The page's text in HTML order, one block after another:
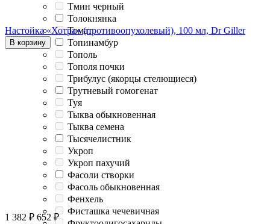
Тмин черный
Толокнянка
Томат
Топинамбур
Тополь
Тополя почки
Трибулус (якорцы стелющиеся)
Трутневый гомогенат
Туя
Тыква обыкновенная
Тыква семена
Тысячелистник
Укроп
Укроп пахучий
Фасоли створки
Фасоль обыкновенная
Фенхель
Фисташка чечевичная
Настойка «Хотра» (противоопухолевый), 100 мл, Dr Giller
В корзину
1 382 ₽ 652 ₽